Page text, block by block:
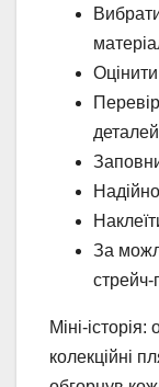
Оцінити
За
Міні-
колекційні